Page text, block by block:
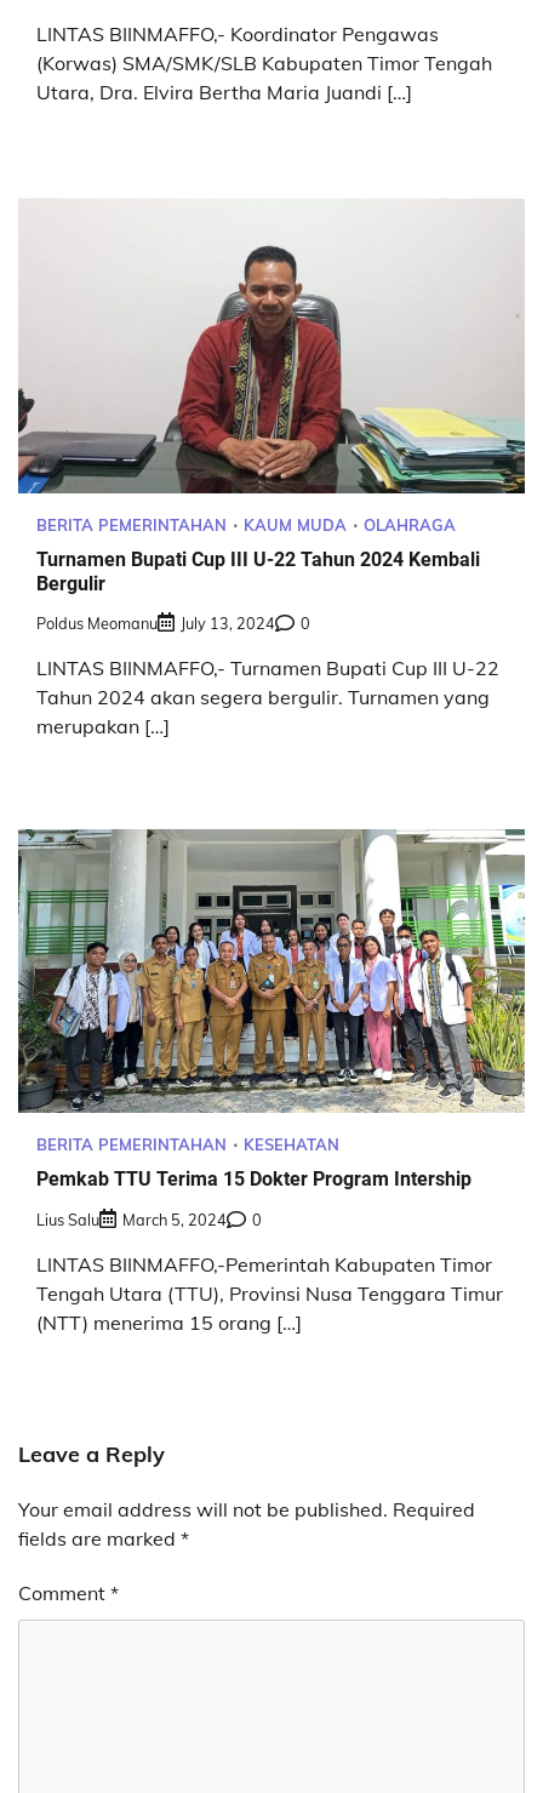
LINTAS BIINMAFFO,- Koordinator Pengawas
(Korwas) SMA/SMK/SLB Kabupaten Timor Tengah
Utara, Dra. Elvira Bertha Maria Juandi […]
BERITA PEMERINTAHAN KAUM MUDA OLAHRAGA
Turnamen Bupati Cup III U-22 Tahun 2024 Kembali
Bergulir
Poldus Meomanu July 13, 2024 0
LINTAS BIINMAFFO,- Turnamen Bupati Cup III U-22
Tahun 2024 akan segera bergulir. Turnamen yang
merupakan […]
BERITA PEMERINTAHAN KESEHATAN
Pemkab TTU Terima 15 Dokter Program Intership
Lius Salu March 5, 2024 0
LINTAS BIINMAFFO,-Pemerintah Kabupaten Timor
Tengah Utara (TTU), Provinsi Nusa Tenggara Timur
(NTT) menerima 15 orang […]
Leave a Reply
Your email address will not be published. Required
fields are marked *
Comment *